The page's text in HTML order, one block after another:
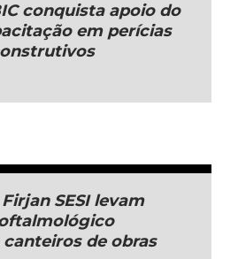
conquista apoio do
em perícias
SESI levam
de obras